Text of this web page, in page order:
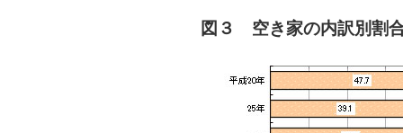
図３ 空き家の内訳別割